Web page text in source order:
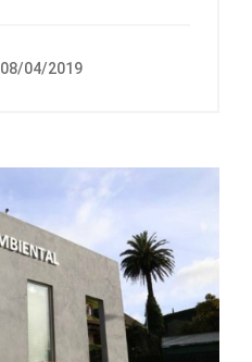
08/04/2019